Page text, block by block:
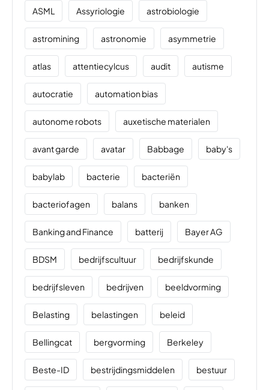
ASML Assyriologie astrobiologie
astromining astronomie asymmetrie
atlas attentiecylcus audit autisme
autocratie automation bias
autonome robots auxetische materialen
avant garde avatar Babbage baby's
babylab bacterie bacteriën
bacteriofagen balans banken
Banking and Finance batterij Bayer AG
BDSM bedrijfscultuur bedrijfskunde
bedrijfsleven bedrijven beeldvorming
Belasting belastingen beleid
Bellingcat bergvorming Berkeley
Beste-ID bestrijdingsmiddelen bestuur